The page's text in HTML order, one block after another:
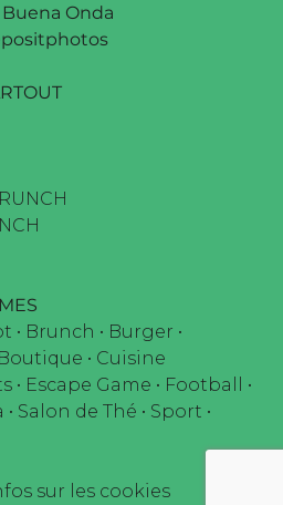
Buena Onda
• Brunch • Burger •
Boutique • Cuisine
• Escape Game • Football
•
• Salon de Thé • Sport •
sur les cookies